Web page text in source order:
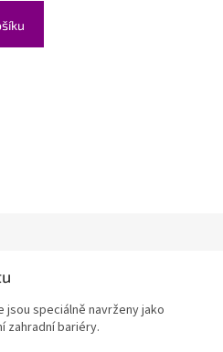
speciálně navrženy jako
zahradní bariéry.